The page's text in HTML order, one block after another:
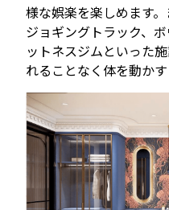
様な娯楽を楽しめます
ジョギングトラック、
ットネスジムといった
れることなく体を動かす